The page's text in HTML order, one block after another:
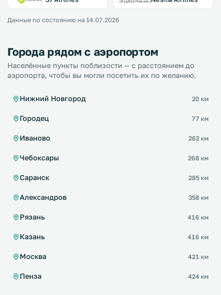
Данные по состоянию на 14.07.2026
Города рядом с аэропортом
Населённые пункты поблизости — с расстоянием до
аэропорта, чтобы вы могли посетить их по желанию.
Нижний Новгород 20 км
Городец 77 км
Иваново 262 км
Чебоксары 268 км
Саранск 285 км
Александров 358 км
Рязань 416 км
Казань 416 км
Москва 421 км
Пенза 424 км